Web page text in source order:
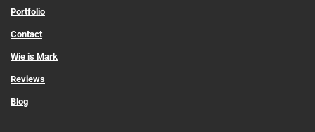
Portfolio
Contact
Wie is Mark
Reviews
Blog